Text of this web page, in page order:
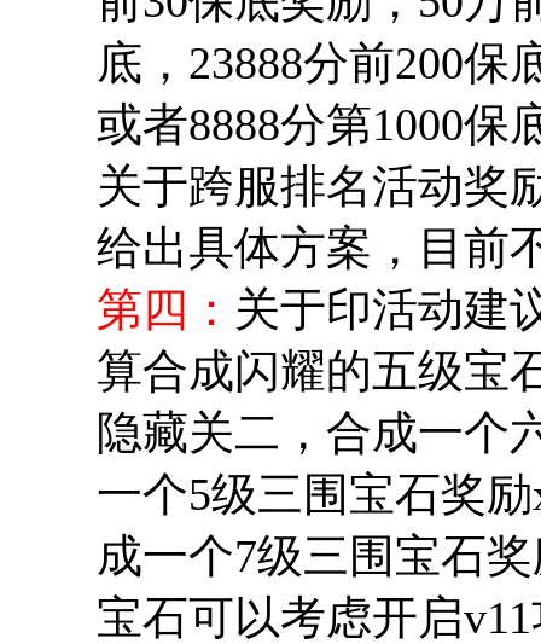
底，23888分前200保
或者8888分第1000保
关于跨服排名活动奖
给出具体方案，目前
第四： 关于印活动建
算合成闪耀的五级宝
隐藏关二，合成一个
一个5级三围宝石奖
成一个7级三围宝石
宝石可以考虑开启